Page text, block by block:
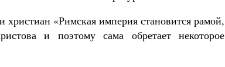
христиан «Римская империя становится рамой,
и поэтому сама обретает некоторое